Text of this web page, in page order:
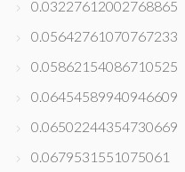
0.03227612002768865
0.05642761070767233
0.05862154086710525
0.06454589940946609
0.06502244354730669
0.0679531551075061